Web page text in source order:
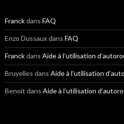
Franckdans FAQ
Enzo Dussauxdans FAQ
Franckdans Aide à l’utilisation
Bruyelles dans Aide à l’utilisation
Benoit dans Aide à l’utilisation